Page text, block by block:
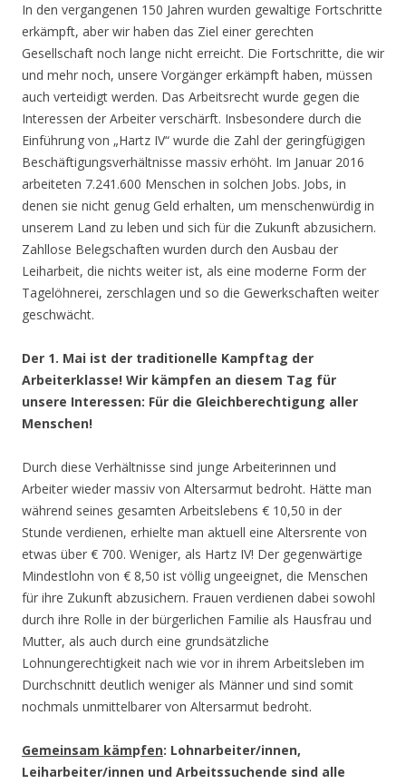
In den vergangenen 150 Jahren wurden gewaltige Fortschritte
erkämpft, aber wir haben das Ziel einer gerechten
Gesellschaft noch lange nicht erreicht. Die Fortschritte, die wir
und mehr noch, unsere Vorgänger erkämpft haben, müssen
auch verteidigt werden. Das Arbeitsrecht wurde gegen die
Interessen der Arbeiter verschärft. Insbesondere durch die
Einführung von „Hartz IV“ wurde die Zahl der geringfügigen
Beschäftigungsverhältnisse massiv erhöht. Im Januar 2016
arbeiteten 7.241.600 Menschen in solchen Jobs. Jobs, in
denen sie nicht genug Geld erhalten, um menschenwürdig in
unserem Land zu leben und sich für die Zukunft abzusichern.
Zahllose Belegschaften wurden durch den Ausbau der
Leiharbeit, die nichts weiter ist, als eine moderne Form der
Tagelöhnerei, zerschlagen und so die Gewerkschaften weiter
geschwächt.
Der 1. Mai ist der traditionelle Kampftag der
Arbeiterklasse! Wir kämpfen an diesem Tag für
unsere Interessen: Für die Gleichberechtigung aller
Menschen!
Durch diese Verhältnisse sind junge Arbeiterinnen und
Arbeiter wieder massiv von Altersarmut bedroht. Hätte man
während seines gesamten Arbeitslebens € 10,50 in der
Stunde verdienen, erhielte man aktuell eine Altersrente von
etwas über € 700. Weniger, als Hartz IV! Der gegenwärtige
Mindestlohn von € 8,50 ist völlig ungeeignet, die Menschen
für ihre Zukunft abzusichern. Frauen verdienen dabei sowohl
durch ihre Rolle in der bürgerlichen Familie als Hausfrau und
Mutter, als auch durch eine grundsätzliche
Lohnungerechtigkeit nach wie vor in ihrem Arbeitsleben im
Durchschnitt deutlich weniger als Männer und sind somit
nochmals unmittelbarer von Altersarmut bedroht.
Gemeinsam kämpfen: Lohnarbeiter/innen,
Leiharbeiter/innen und Arbeitssuchende sind alle